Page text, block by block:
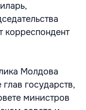
корреспондент
Молдова
государств,
министров